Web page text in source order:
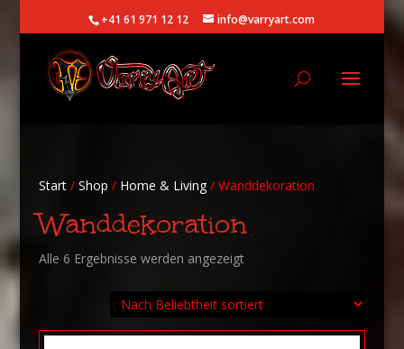
+41 61 971 12 12 info@varryart.com
Start/ Shop / Home & Living/ Wanddekoration
Wanddekoration
Alle 6 Ergebnisse werden angezeigtNach
sortiert